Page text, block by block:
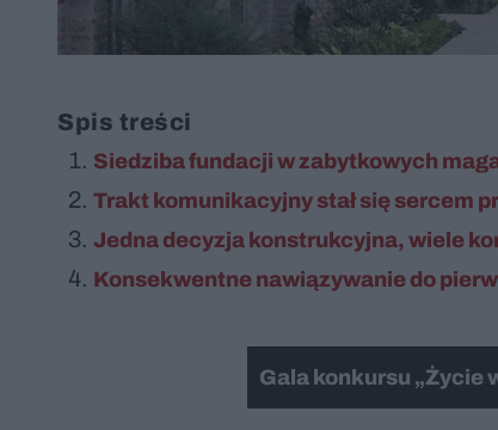
Spis treści
Siedziba fundacji w zabytkowych
Trakt komunikacyjny stał się sercem
Jedna decyzja konstrukcyjna, wiele
Konsekwentne nawiązywanie do
Gala konkursu „Życie